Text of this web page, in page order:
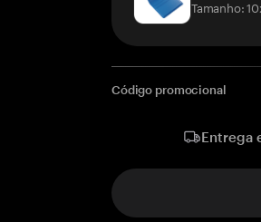
Tamanho:
Código promocional
Entrega